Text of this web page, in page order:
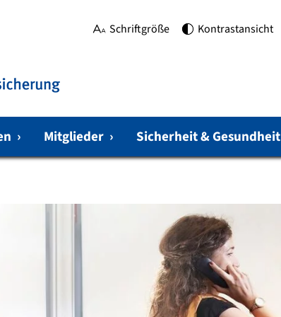
Schriftgröße Kontrastansicht
› Mitglieder › Sicherheit & Gesundheit